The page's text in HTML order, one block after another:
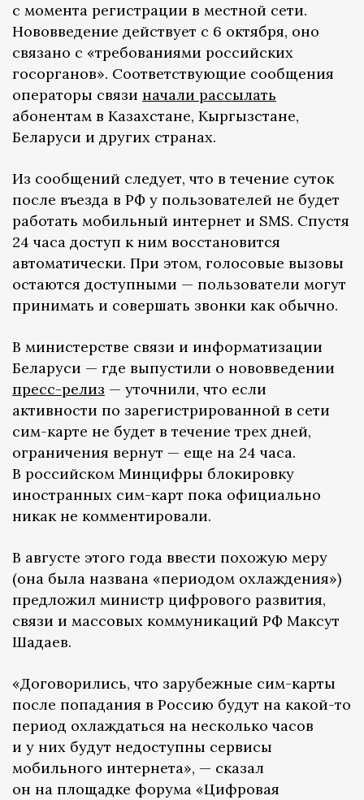
с момента регистрации в местной сети.
Нововведение действует с 6 октября, оно
связано с «требованиями российских
госорганов». Соответствующие сообщения
операторы связи начали рассылать
абонентам в Казахстане, Кыргызстане,
Беларуси и других странах.
Из сообщений следует, что в течение суток
после въезда в РФ у пользователей не будет
работать мобильный интернет и SMS. Спустя
24 часа доступ к ним восстановится
автоматически. При этом, голосовые вызовы
остаются доступными — пользователи могут
принимать и совершать звонки как обычно.
В министерстве связи и информатизации
Беларуси — где выпустили о нововведении
пресс-релиз — уточнили, что если
активности по зарегистрированной в сети
сим-карте не будет в течение трех дней,
ограничения вернут — еще на 24 часа.
В российском Минцифры блокировку
иностранных сим-карт пока официально
никак не комментировали.
В августе этого года ввести похожую меру
(она была названа «периодом охлаждения»)
предложил министр цифрового развития,
связи и массовых коммуникаций РФ Максут
Шадаев.
«Договорились, что зарубежные сим-карты
после попадания в Россию будут на какой-то
период охлаждаться на несколько часов
и у них будут недоступны сервисы
мобильного интернета», — сказал
он на площадке форума «Цифровая